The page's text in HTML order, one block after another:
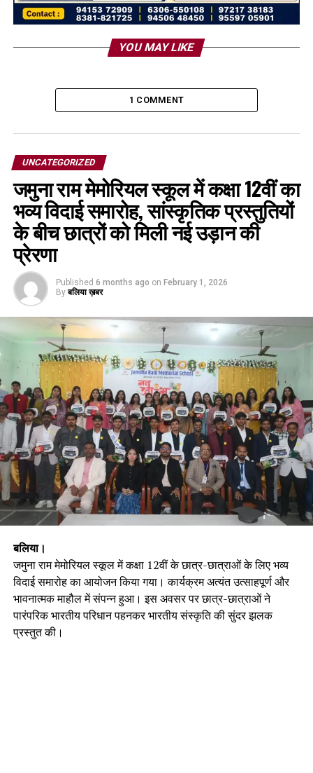
YOU MAY LIKE
1 COMMENT
UNCATEGORIZED
जमुना राम मेमोरियल स्कूल में कक्षा 12वीं का
भव्य विदाई समारोह, सांस्कृतिक प्रस्तुतियों
के बीच छात्रों को मिली नई उड़ान की
प्रेरणा
Published 6 months ago on February 1, 2026
By बलिया ख़बर
बलिया।
जमुना राम मेमोरियल स्कूल में कक्षा 12वीं के छात्र-छात्राओं के लिए भव्य
विदाई समारोह का आयोजन किया गया। कार्यक्रम अत्यंत उत्साहपूर्ण और
भावनात्मक माहौल में संपन्न हुआ। इस अवसर पर छात्र-छात्राओं ने
पारंपरिक भारतीय परिधान पहनकर भारतीय संस्कृति की सुंदर झलक
प्रस्तुत की।